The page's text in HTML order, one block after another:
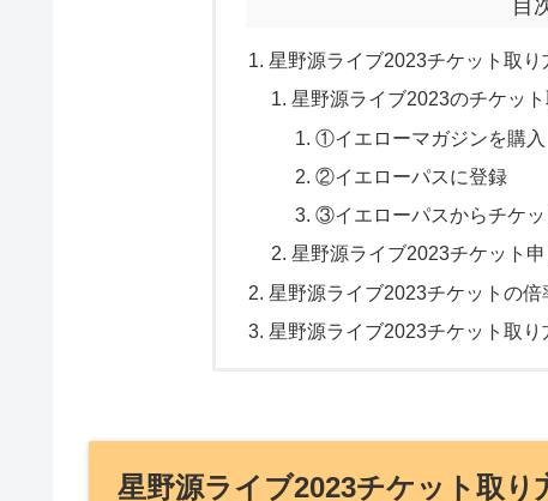
目
星野源ライブ2023チケット取り
星野源ライブ2023のチケッ
①イエローマガジンを購入
②イエローパスに登録
③イエローパスからチケッ
星野源ライブ2023チケット
星野源ライブ2023チケットの倍
星野源ライブ2023チケット取
星野源ライブ2023チケット取り